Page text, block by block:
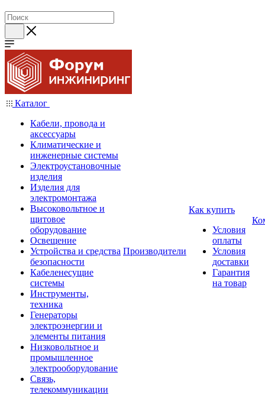
Каталог
Кабели, провода и
аксессуары
Климатические и
инженерные системы
Электроустановочные
изделия
Изделия для
электромонтажа
Высоковольтное и
щитовое
оборудование
Освещение
Устройства и средства
безопасности
Кабеленесущие
системы
Инструменты,
техника
Генераторы
электроэнергии и
элементы питания
Низковольтное и
промышленное
электрооборудование
Связь,
телекоммуникации
Производители
Как купить
Условия
оплаты
Условия
доставки
Гарантия
на товар